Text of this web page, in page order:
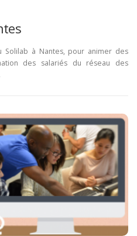
Solilab à Nantes, pour animer des
des salariés du réseau des